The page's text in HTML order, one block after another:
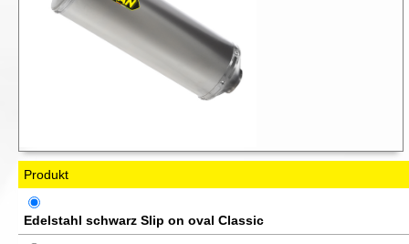
Produkt
Edelstahl schwarz Slip on oval Classic